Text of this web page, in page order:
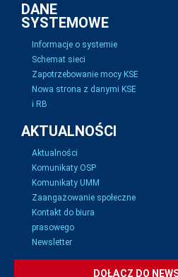
DANE
SYSTEMOWE
Informacje o systemie
Schemat sieci
Zapotrzebowanie mocy KSE
Nowa strona z danymi KSE
i RB
AKTUALNOŚCI
Aktualności
Komunikaty OSP
Komunikaty UMM
Zaangażowanie społeczne
Kontakt do biura
prasowego
Newsletter
DOŁĄCZ DO